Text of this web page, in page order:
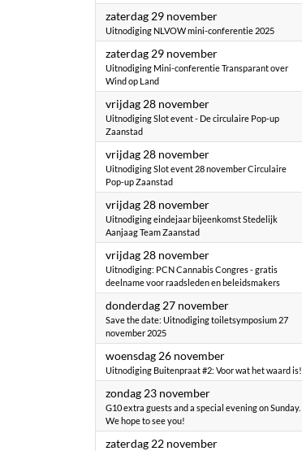
zaterdag 29 november2025
Uitnodiging NLVOW mini-conferentie 2025
zaterdag 29 november2025
Uitnodiging Mini-conferentie Transparant over
Wind op Land
vrijdag 28 november2025
Uitnodiging Slot event - De circulaire Pop-up
Zaanstad
vrijdag 28 november2025
Uitnodiging Slot event 28 november Circulaire
Pop-up Zaanstad
vrijdag 28 november2025
Uitnodiging eindejaar bijeenkomst Stedelijk
Aanjaag Team Zaanstad
vrijdag 28 november2025
Uitnodiging: PCN Cannabis Congres - gratis
deelname voor raadsleden en beleidsmakers
donderdag 27 november2025
Save the date: Uitnodiging toiletsymposium 27
november 2025
woensdag 26 november2025
Uitnodiging Buitenpraat #2: Voor wat het waard is!
zondag 23 november2025
G10 extra guests and a special evening on Sunday.
We hope to see you!
zaterdag 22 november2025